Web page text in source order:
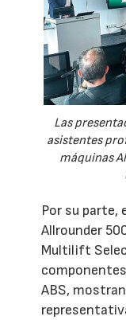
Las
asistentes
máquinas
Por su parte,
Allrounder
Multilift
ABS,